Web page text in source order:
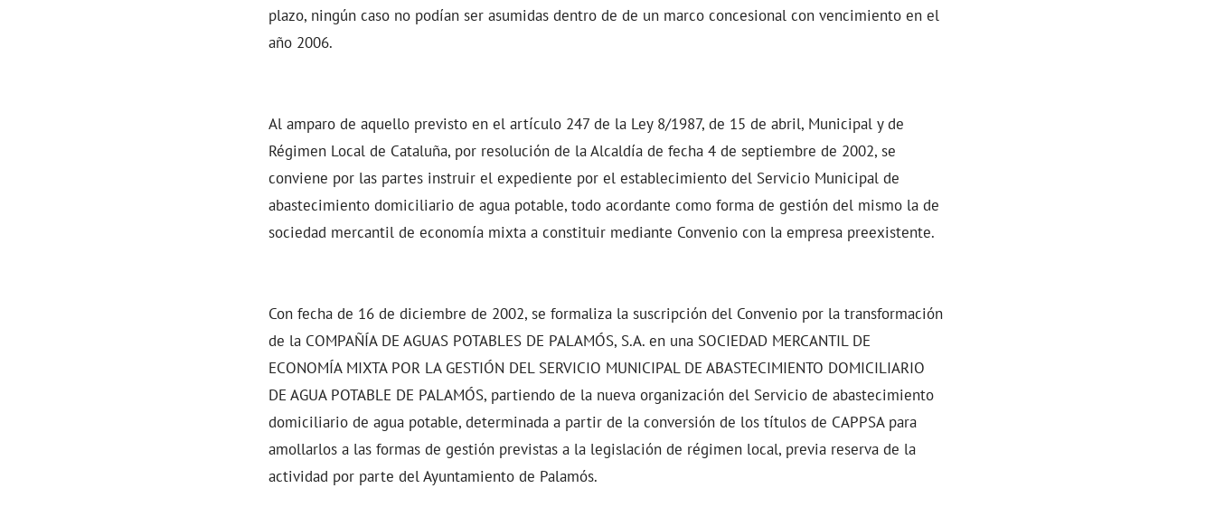
plazo, ningún caso no podían ser asumidas dentro de de un marco concesional con vencimiento en el
año 2006.
Al amparo de aquello previsto en el artículo 247 de la Ley 8/1987, de 15 de abril, Municipal y de
Régimen Local de Cataluña, por resolución de la Alcaldía de fecha 4 de septiembre de 2002, se
conviene por las partes instruir el expediente por el establecimiento del Servicio Municipal de
abastecimiento domiciliario de agua potable, todo acordante como forma de gestión del mismo la de
sociedad mercantil de economía mixta a constituir mediante Convenio con la empresa preexistente.
Con fecha de 16 de diciembre de 2002, se formaliza la suscripción del Convenio por la transformación
de la COMPAÑÍA DE AGUAS POTABLES DE PALAMÓS, S.A. en una SOCIEDAD MERCANTIL DE
ECONOMÍA MIXTA POR LA GESTIÓN DEL SERVICIO MUNICIPAL DE ABASTECIMIENTO DOMICILIARIO
DE AGUA POTABLE DE PALAMÓS, partiendo de la nueva organización del Servicio de abastecimiento
domiciliario de agua potable, determinada a partir de la conversión de los títulos de CAPPSA para
amollarlos a las formas de gestión previstas a la legislación de régimen local, previa reserva de la
actividad por parte del Ayuntamiento de Palamós.